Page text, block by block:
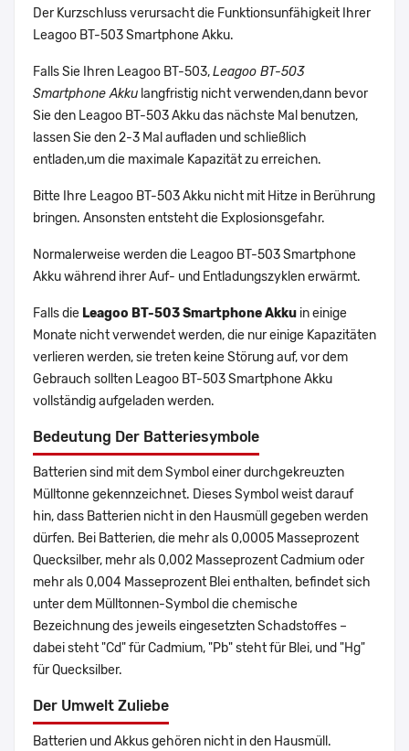
Der Kurzschluss verursacht die Funktionsunfähigkeit Ihrer
Leagoo BT-503 Smartphone Akku.
Falls Sie Ihren Leagoo BT-503,Leagoo BT-503
Smartphone Akku langfristig nicht verwenden,dann bevor
Sie den Leagoo BT-503 Akku das nächste Mal benutzen,
lassen Sie den 2-3 Mal aufladen und schließlich
entladen,um die maximale Kapazität zu erreichen.
Bitte Ihre Leagoo BT-503 Akku nicht mit Hitze in Berührung
bringen. Ansonsten entsteht die Explosionsgefahr.
Normalerweise werden die Leagoo BT-503 Smartphone
Akku während ihrer Auf- und Entladungszyklen erwärmt.
Falls die Leagoo BT-503 Smartphone Akku in einige
Monate nicht verwendet werden, die nur einige Kapazitäten
verlieren werden, sie treten keine Störung auf, vor dem
Gebrauch sollten Leagoo BT-503 Smartphone Akku
vollständig aufgeladen werden.
Bedeutung Der Batteriesymbole
Batterien sind mit dem Symbol einer durchgekreuzten
Mülltonne gekennzeichnet. Dieses Symbol weist darauf
hin, dass Batterien nicht in den Hausmüll gegeben werden
dürfen. Bei Batterien, die mehr als 0,0005 Masseprozent
Quecksilber, mehr als 0,002 Masseprozent Cadmium oder
mehr als 0,004 Masseprozent Blei enthalten, befindet sich
unter dem Mülltonnen-Symbol die chemische
Bezeichnung des jeweils eingesetzten Schadstoffes –
dabei steht "Cd" für Cadmium, "Pb" steht für Blei, und "Hg"
für Quecksilber.
Der Umwelt Zuliebe
Batterien und Akkus gehören nicht in den Hausmüll.